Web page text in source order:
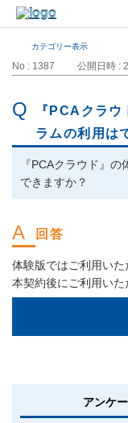
カテゴリー表示
No : 1387 公開日時 :
『PCAクラ
ラムの利用は
『PCAクラウド』
できますか？
体験版ではご利用いた
本契約後にご利用いた
アンケ